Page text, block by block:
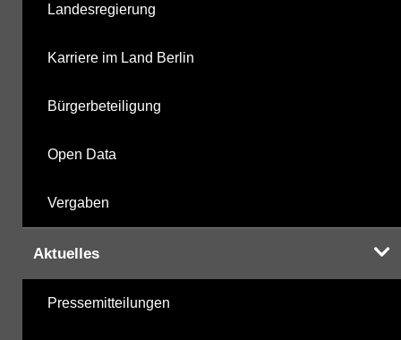
Landesregierung
Karriere im Land Berlin
Bürgerbeteiligung
Open Data
Vergaben
Aktuelles
Pressemitteilungen